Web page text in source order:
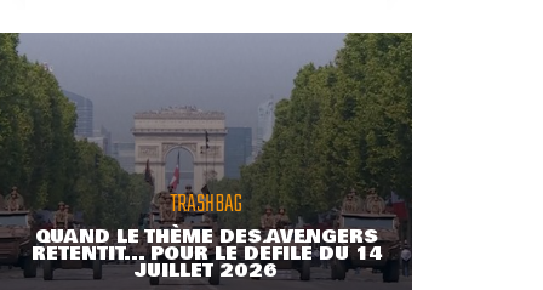
TRASHBAG
QUAND LE THÈME DES AVENGERS
RETENTIT... POUR LE DÉFILÉ DU 14
JUILLET 2026